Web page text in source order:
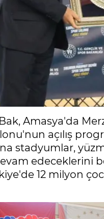
Amasya'da
açılış
stadyumlar,
edeceklerini
12 milyon